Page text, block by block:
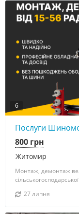
6
Послуги
Житомир
800 грн
Монтаж, демонтаж
27 липня